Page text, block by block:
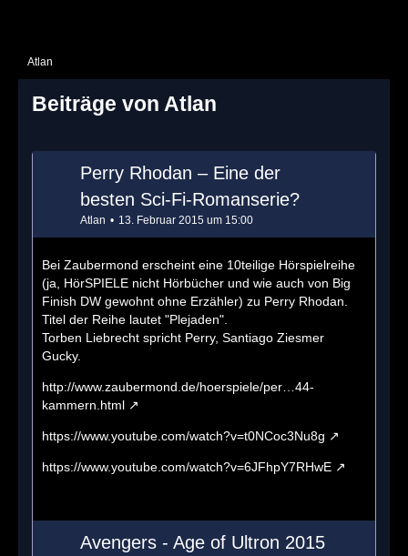
Atlan
Beiträge von Atlan
Perry Rhodan – Eine der
besten Sci-Fi-Romanserie?
Atlan 13. Februar 2015 um 15:00
Bei Zaubermond erscheint eine 10teilige Hörspielreihe
(ja, HörSPIELE nicht Hörbücher und wie auch von Big
Finish DW gewohnt ohne Erzähler) zu Perry Rhodan.
Titel der Reihe lautet "Plejaden".
Torben Liebrecht spricht Perry, Santiago Ziesmer
Gucky.
http://www.zaubermond.de/hoerspiele/per…44-
kammern.html
https://www.youtube.com/watch?v=t0NCoc3Nu8g
https://www.youtube.com/watch?v=6JFhpY7RHwE
Avengers - Age of Ultron 2015